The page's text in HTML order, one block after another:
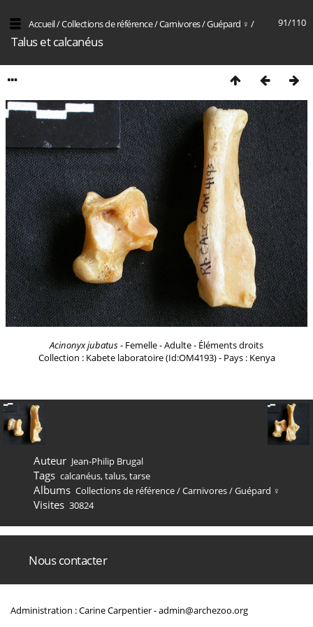
91/110
Accueil/Collections de référence/Carnivores/Guépard ♀ /
Talus et calcanéus
Acinonyx jubatus- Femelle - Adulte - Éléments droits
Collection : Kabete laboratoire (Id:OM4193) - Pays : Kenya
Auteur Jean-Philip Brugal
Tags calcanéus,talus,tarse
Albums Collections de référence/Carnivores/Guépard ♀
Visites 30824
Nous contacter
Administration : Carine Carpentier -admin@archezoo.org